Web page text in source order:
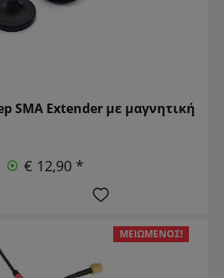
SMA Extender με μαγνητική
€ 12,90 *
ΜΕΙΩΜΈΝΟΣ!